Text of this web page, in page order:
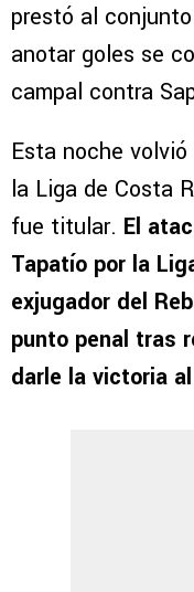
prestó al
anotar goles se
campal contra
Esta noche
la Liga de Costa
fue titular. El
Tapatío por la
exjugador del
punto penal tras
darle la victoria